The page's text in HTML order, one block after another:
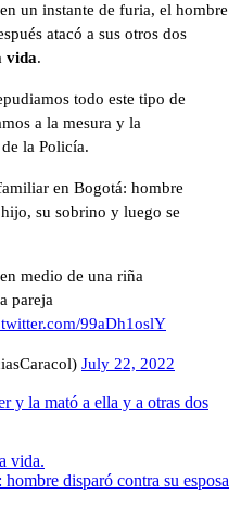
un instante de furia, el hombre
atacó a sus otros dos
vida.
todo este tipo de
a la mesura y la
la Policía.
en Bogotá: hombre
su sobrino y luego se
medio de una riña
pareja
99aDh1oslY
July 22, 2022
y la mató a ella y a otras dos
vida.
disparó contra su esposa